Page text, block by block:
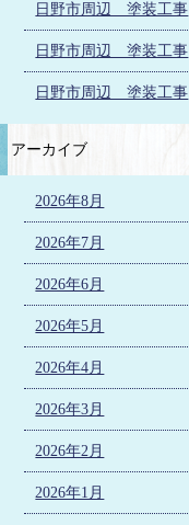
日野市周辺 塗装工事
日野市周辺 塗装工事
日野市周辺 塗装工事
アーカイブ
2026年8月
2026年7月
2026年6月
2026年5月
2026年4月
2026年3月
2026年2月
2026年1月